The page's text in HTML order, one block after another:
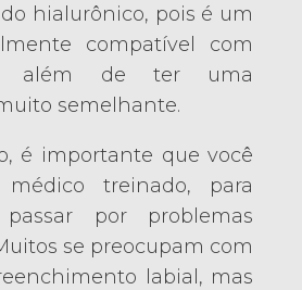
hialurônico, pois é um
compatível com
além de ter uma
semelhante.
é importante que você
treinado, para
por problemas
se preocupam com
labial, mas